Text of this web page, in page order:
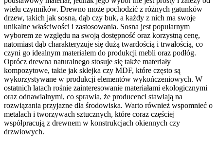
wielu czynników. Drewno może pochodzić z różnych gatunków
drzew, takich jak sosna, dąb czy buk, a każdy z nich ma swoje
unikalne właściwości i zastosowania. Sosna jest popularnym
wyborem ze względu na swoją dostępność oraz korzystną cenę,
natomiast dąb charakteryzuje się dużą twardością i trwałością, co
czyni go idealnym materiałem do produkcji mebli oraz podłóg.
Oprócz drewna naturalnego stosuje się także materiały
kompozytowe, takie jak sklejka czy MDF, które często są
wykorzystywane w produkcji elementów wykończeniowych. W
ostatnich latach rośnie zainteresowanie materiałami ekologicznymi
oraz odnawialnymi, co sprawia, że producenci stawiają na
rozwiązania przyjazne dla środowiska. Warto również wspomnieć o
metalach i tworzywach sztucznych, które coraz częściej
współpracują z drewnem w konstrukcjach okiennych czy
drzwiowych.